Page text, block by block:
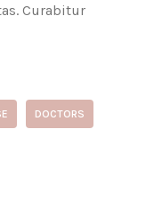
Curabitur
DOCTORS